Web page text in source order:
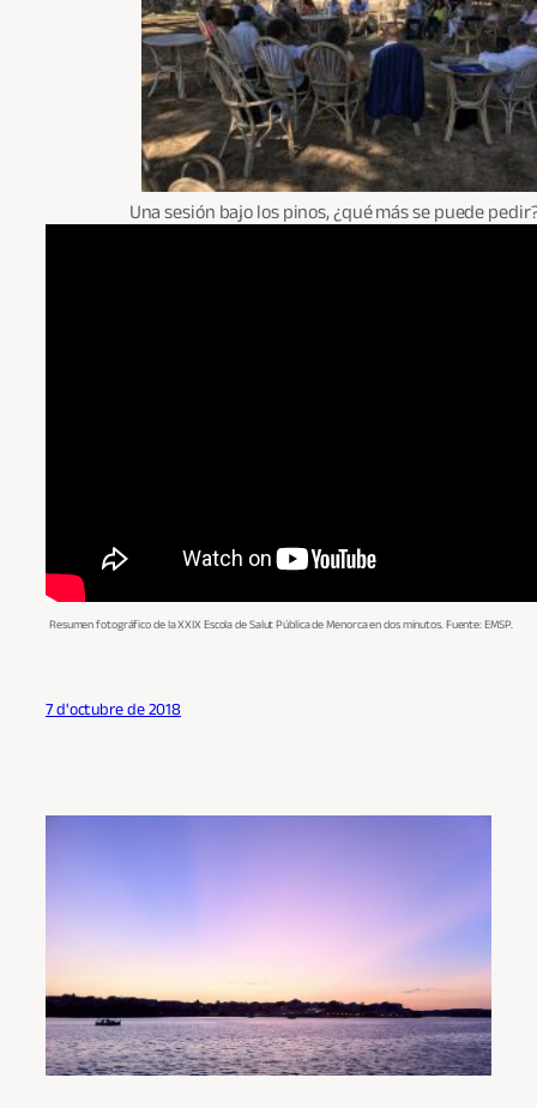
Una sesión bajo los pinos, ¿qué más se puede
Resumen fotográfico de la XXIX Escola de Salut Pública de Menorca en dosminutos. Fuente: EMSP.
7 d'octubre de 2018